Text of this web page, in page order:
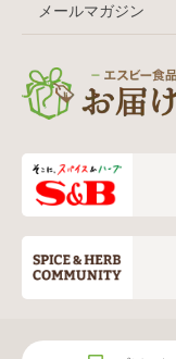
メールマガジン